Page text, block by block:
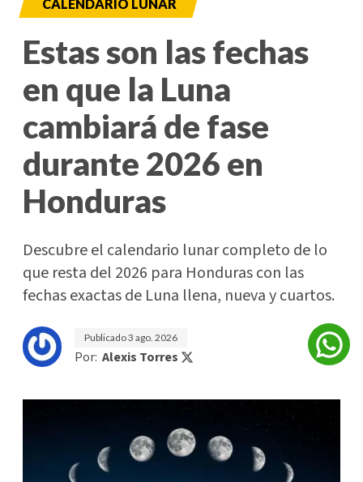
CALENDARIO LUNAR
Estas son las fechas
en que la Luna
cambiará de fase
durante 2026 en
Honduras
Descubre el calendario lunar completo de lo
que resta del 2026 para Honduras con las
fechas exactas de Luna llena, nueva y cuartos.
Publicado3 ago. 2026
Por: Alexis Torres